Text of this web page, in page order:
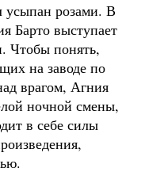
усыпан розами. В
Барто выступает
Чтобы понять,
на заводе по
врагом, Агния
ночной смены,
в себе силы